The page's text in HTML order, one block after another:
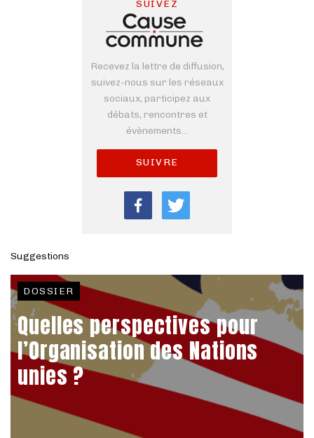
SUIVEZ
Recevez la lettre de diffusion,
suivez-nous sur les réseaux
sociaux, participez aux
débats, rencontres et
évènements...
SUIVRE
Suggestions
DOSSIER
Quelles perspectives pour
l’Organisation des Nations
unies ?